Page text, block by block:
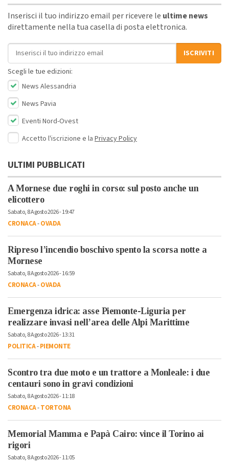
Inserisci il tuo indirizzo email per ricevere le ultime news
direttamente nella tua casella di posta elettronica.
Indirizzo email
ISCRIVITI
Scegli le tue edizioni:
News Alessandria
News Pavia
Eventi Nord-Ovest
Accetto l'iscrizione e la Privacy Policy
ULTIMI PUBBLICATI
A Mornese due roghi in corso: sul posto anche un
elicottero
Sabato, 8 Agosto 2026 - 19:47
CRONACA-OVADA
Ripreso l’incendio boschivo spento la scorsa notte a
Mornese
Sabato, 8 Agosto 2026 - 16:59
CRONACA-OVADA
Emergenza idrica: asse Piemonte-Liguria per
realizzare invasi nell’area delle Alpi Marittime
Sabato, 8 Agosto 2026 - 13:31
POLITICA-PIEMONTE
Scontro tra due moto e un trattore a Monleale: i due
centauri sono in gravi condizioni
Sabato, 8 Agosto 2026 - 11:18
CRONACA-TORTONA
Memorial Mamma e Papà Cairo: vince il Torino ai
rigori
Sabato, 8 Agosto 2026 - 11:05